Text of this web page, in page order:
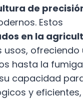
de
Estos
en la
ofreciendo
hasta la
capacidad
y eficientes,